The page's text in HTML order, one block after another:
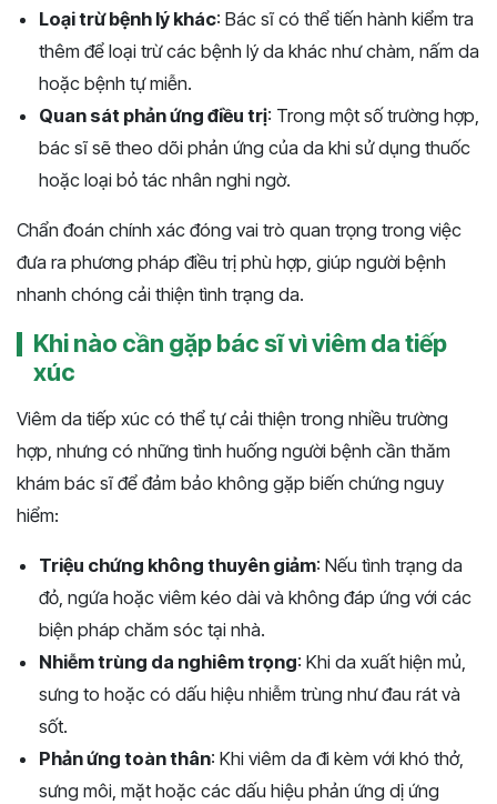
Loại trừ bệnh lý khác: Bác sĩ có thể tiến hành kiểm tra
thêm để loại trừ các bệnh lý da khác như chàm, nấm da
hoặc bệnh tự miễn.
Quan sát phản ứng điều trị: Trong một số trường hợp,
bác sĩ sẽ theo dõi phản ứng của da khi sử dụng thuốc
hoặc loại bỏ tác nhân nghi ngờ.
Chẩn đoán chính xác đóng vai trò quan trọng trong việc
đưa ra phương pháp điều trị phù hợp, giúp người bệnh
nhanh chóng cải thiện tình trạng da.
Khi nào cần gặp bác sĩ vì viêm da tiếp
xúc
Viêm da tiếp xúc có thể tự cải thiện trong nhiều trường
hợp, nhưng có những tình huống người bệnh cần thăm
khám bác sĩ để đảm bảo không gặp biến chứng nguy
hiểm:
Triệu chứng không thuyên giảm: Nếu tình trạng da
đỏ, ngứa hoặc viêm kéo dài và không đáp ứng với các
biện pháp chăm sóc tại nhà.
Nhiễm trùng da nghiêm trọng: Khi da xuất hiện mủ,
sưng to hoặc có dấu hiệu nhiễm trùng như đau rát và
sốt.
Phản ứng toàn thân: Khi viêm da đi kèm với khó thở,
sưng môi, mặt hoặc các dấu hiệu phản ứng dị ứng